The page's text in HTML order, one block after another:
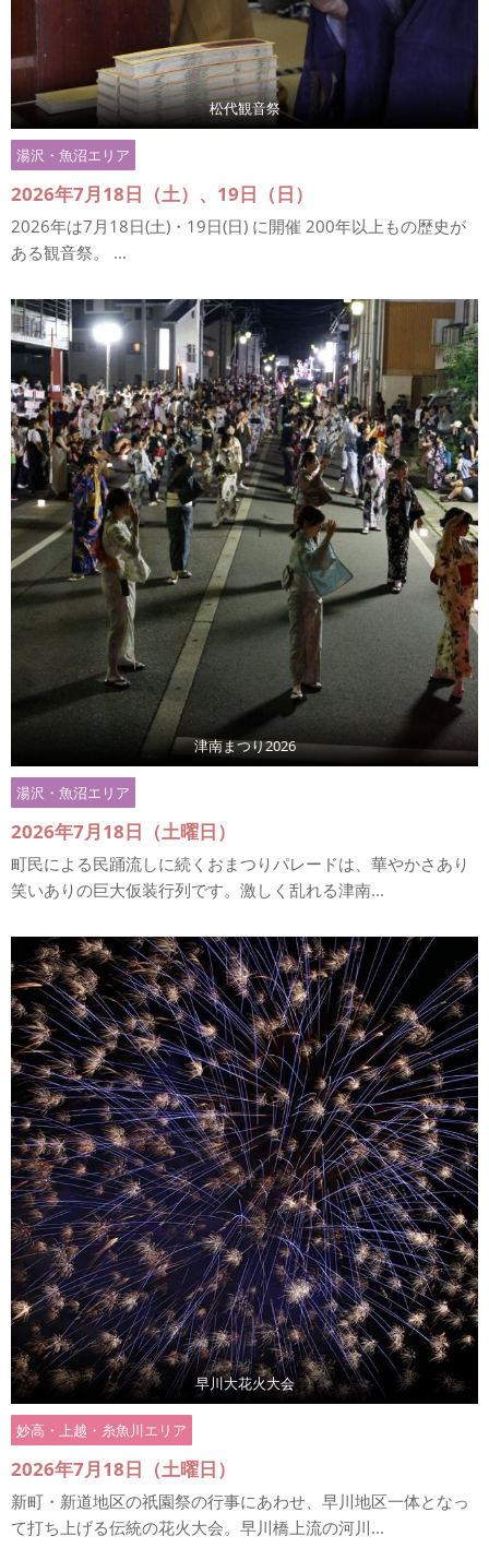
松代観音祭
湯沢・魚沼エリア
2026年7月18日（土）、19日（日）
2026年は7月18日(土)・19日(日) に開催 200年以上もの歴史が
ある観音祭。 ...
津南まつり2026
湯沢・魚沼エリア
2026年7月18日（土曜日）
町民による民踊流しに続くおまつりパレードは、華やかさあり
笑いありの巨大仮装行列です。激しく乱れる津南...
早川大花火大会
妙高・上越・糸魚川エリア
2026年7月18日（土曜日）
新町・新道地区の祇園祭の行事にあわせ、早川地区一体となっ
て打ち上げる伝統の花火大会。早川橋上流の河川...